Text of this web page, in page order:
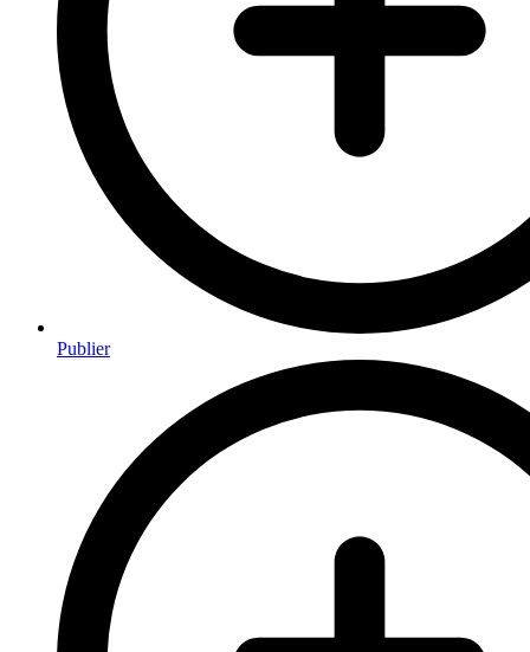
Publier